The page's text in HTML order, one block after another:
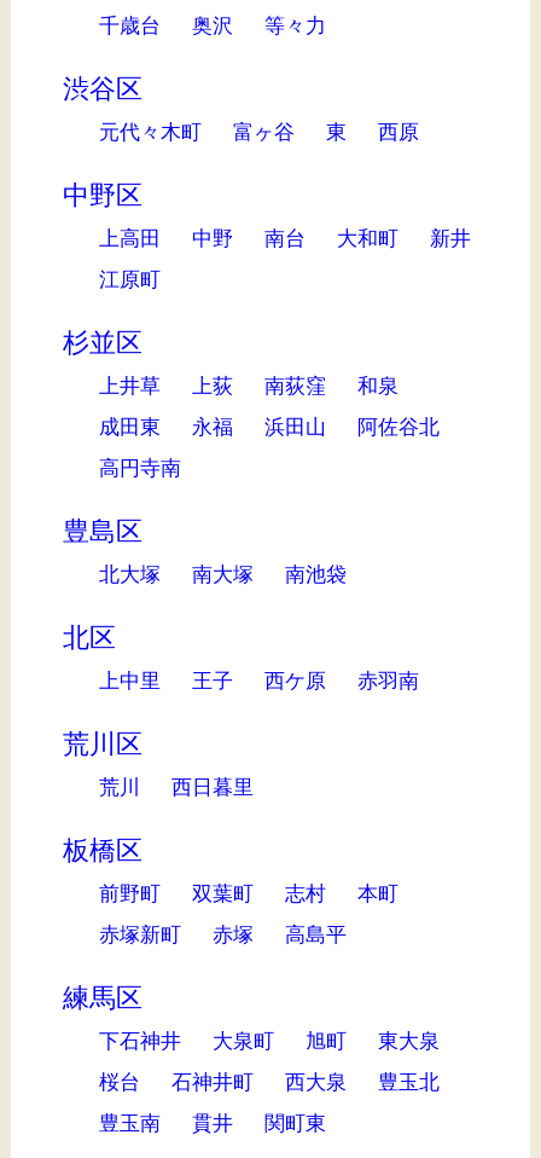
千歳台 奥沢 等々力
渋谷区
元代々木町 富ヶ谷 東 西原
中野区
上高田 中野 南台 大和町
新井
江原町
杉並区
上井草 上荻 南荻窪
和泉
成田東
永福 浜田山
阿佐谷北
高円寺南
豊島区
北大塚 南大塚 南池袋
北区
上中里 王子 西ケ原 赤羽南
荒川区
荒川 西日暮里
板橋区
前野町 双葉町 志村
本町
赤塚新町
赤塚 高島平
練馬区
下石神井 大泉町 旭町
東大泉
桜台
石神井町 西大泉
豊玉北
豊玉南
貫井 関町東